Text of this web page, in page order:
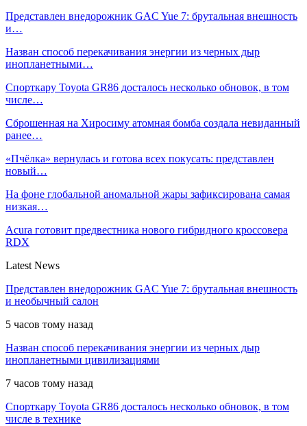
Представлен внедорожник GAC Yue 7: брутальная внешность
и…
Назван способ перекачивания энергии из черных дыр
инопланетными…
Спорткару Toyota GR86 досталось несколько обновок, в том
числе…
Сброшенная на Хиросиму атомная бомба создала невиданный
ранее…
«Пчёлка» вернулась и готова всех покусать: представлен
новый…
На фоне глобальной аномальной жары зафиксирована самая
низкая…
Acura готовит предвестника нового гибридного кроссовера
RDX
Latest News
Представлен внедорожник GAC Yue 7: брутальная внешность
и необычный салон
5 часов тому назад
Назван способ перекачивания энергии из черных дыр
инопланетными цивилизациями
7 часов тому назад
Спорткару Toyota GR86 досталось несколько обновок, в том
числе в технике